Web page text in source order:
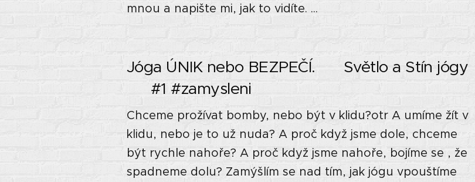
mnou a napište mi, jak to vidíte. ...
Jóga ÚNIK nebo BEZPEČÍ. 🙏🏼 Světlo a Stín jógy
🌘 #1 #zamysleni
Chceme prožívat bomby, nebo být v klidu?otr A umíme žít v
klidu, nebo je to už nuda? A proč když jsme dole, chceme
být rychle nahoře? A proč když jsme nahoře, bojíme se , že
spadneme dolu? Zamýšlím se nad tím, jak jógu vpouštíme